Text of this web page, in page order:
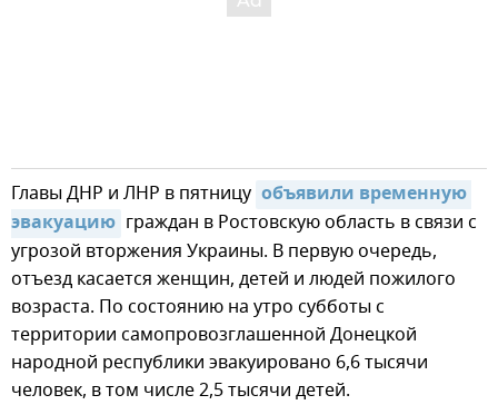
Главы ДНР и ЛНР в пятницу объявили временную
эвакуацию граждан в Ростовскую область в связи с
угрозой вторжения Украины. В первую очередь,
отъезд касается женщин, детей и людей пожилого
возраста. По состоянию на утро субботы с
территории самопровозглашенной Донецкой
народной республики эвакуировано 6,6 тысячи
человек, в том числе 2,5 тысячи детей.